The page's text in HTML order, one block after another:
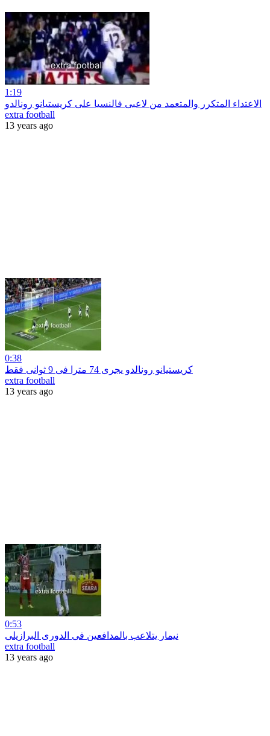
1:19
الاعتداء المتكرر والمتعمد من لاعبى فالنسيا على كريستيانو رونالدو
extra football
13 years ago
0:38
كريستيانو رونالدو يجرى 74 مترا فى 9 ثوانى فقط
extra football
13 years ago
0:53
نيمار يتلاعب بالمدافعين فى الدورى البرازيلى
extra football
13 years ago